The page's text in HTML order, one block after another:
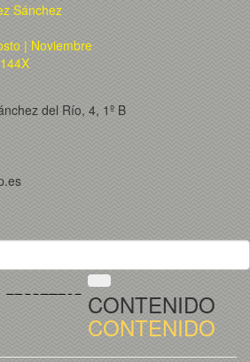
Sánchez
| Noviembre
del Río, 4, 1º B
CONTENIDO
CONTENIDO